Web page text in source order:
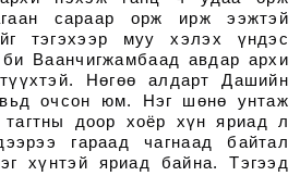
сараар орж ирж ээжтэй
тэгэхээр муу хэлэх үндэс
Ваанчигжамбаад авдар архи
Нөгөө алдарт Дашийн
очсон юм. Нэг шөнө унтаж
доор хоёр хүн яриад л
гараад чагнаад байтал
хүнтэй яриад байна. Тэгээд